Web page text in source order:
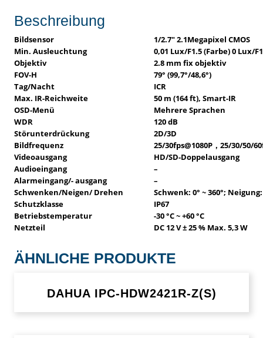
Beschreibung
Bildsensor
1/2.7″ 2.1Megapixel CMOS
Min. Ausleuchtung
0,01 Lux/F1.5 (Farbe) 0 Lux/
Objektiv
2.8 mm fix objektiv
FOV-H
79° (99,7°/48,6°)
Tag/Nacht
ICR
Max. IR-Reichweite
50 m (164 ft), Smart-IR
OSD-Menü
Mehrere Sprachen
WDR
120 dB
Störunterdrückung
2D/3D
Bildfrequenz
25/30fps@1080P，25/30/50/
Videoausgang
HD/SD-Doppelausgang
Audioeingang
–
Alarmeingang/- ausgang
–
Schwenken/Neigen/ Drehen
Schwenk: 0° ~ 360°;
Schutzklasse
IP67
Betriebstemperatur
-30 °C ~ +60 °C
Netzteil
DC 12 V ± 25 % Max. 5,3 W
ÄHNLICHE PRODUKTE
DAHUA IPC-HDW2421R-Z(S)